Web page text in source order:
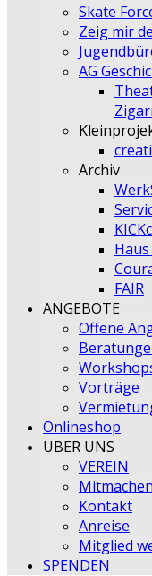
Skate
Zeig mir
AG
Archiv
FAIR
ANGEBOTE
Offene
Vorträge
Onlineshop
ÜBER UNS
VEREIN
Mitmachen
Kontakt
Anreise
Mitglied
SPENDEN